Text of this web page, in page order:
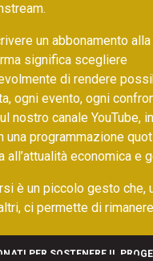
un abbonamento
significa scegliere
di rendere
ogni evento, ogni
nostro canale YouTube,
una programmazione
all’attualità economica e
è un piccolo gesto che,
ci permette di
PER SOSTENERE IL